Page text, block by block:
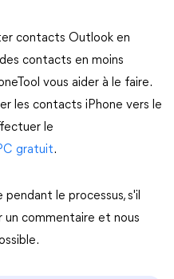
contacts Outlook en
contacts en moins
vous aider à le faire.
les contacts iPhone vers le
le
gratuit.
le processus, s'il
un commentaire et nous